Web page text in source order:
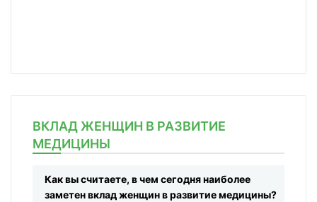
ВКЛАД ЖЕНЩИН В РАЗВИТИЕ
МЕДИЦИНЫ
Как вы считаете, в чем сегодня наиболее
заметен вклад женщин в развитие медицины?